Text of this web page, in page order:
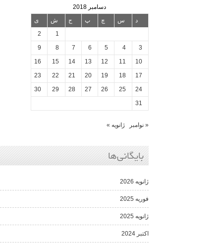
س چ ج ش
ی
2
5
9
11
12
13
14
15
16
18
19
20
21
22
23
25
26
27
28
29
30
ژانویه »
بایگانی‌ها